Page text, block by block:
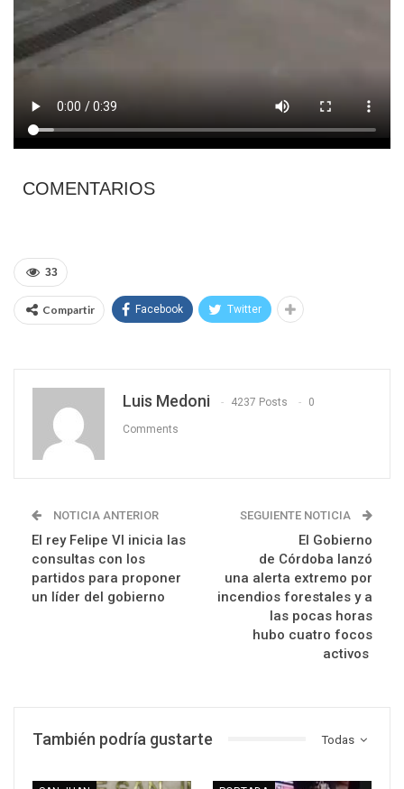
COMENTARIOS
33
Compartir Facebook Twitter
Luis Medoni 4237 Posts 0
Comments
NOTICIA ANTERIOR
El rey Felipe VI inicia las
consultas con los
partidos para proponer
un líder del gobierno
SEGUIENTE NOTICIA
El Gobierno
de Córdoba lanzó
una alerta extremo por
incendios forestales y a
las pocas horas
hubo cuatro focos
activos
Todas
También podría gustarte